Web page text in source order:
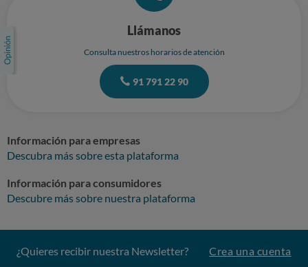
Llámanos
Consulta nuestros horarios de atención
91 791 22 90
Información para empresas
Descubra más sobre esta plataforma
Información para consumidores
Descubre más sobre nuestra plataforma
¿Quieres recibir nuestra Newsletter? Crea una cuenta